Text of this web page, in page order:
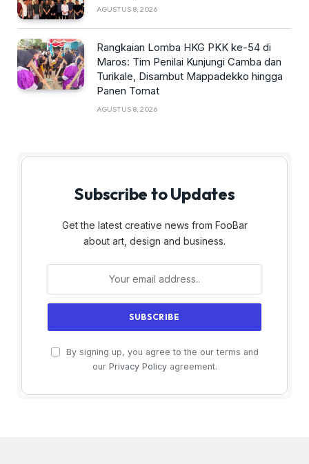
AGUSTUS 8, 2026
Rangkaian Lomba HKG PKK ke-54 di
Maros: Tim Penilai Kunjungi Camba dan
Turikale, Disambut Mappadekko hingga
Panen Tomat
AGUSTUS 8, 2026
Subscribe to Updates
Get the latest creative news from FooBar
about art, design and business.
By signing up, you agree to the our terms and
our Privacy Policyagreement.